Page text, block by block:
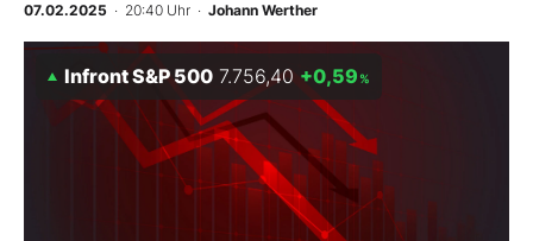
BO-Musterdepots
Experten
07.02.2025 · 20:40 Uhr · Johann Werther
Infront S&P 500 7.756,40 +0,59 %